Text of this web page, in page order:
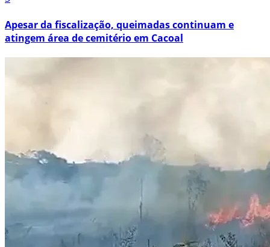
Apesar da fiscalização, queimadas continuam e
atingem área de cemitério em Cacoal